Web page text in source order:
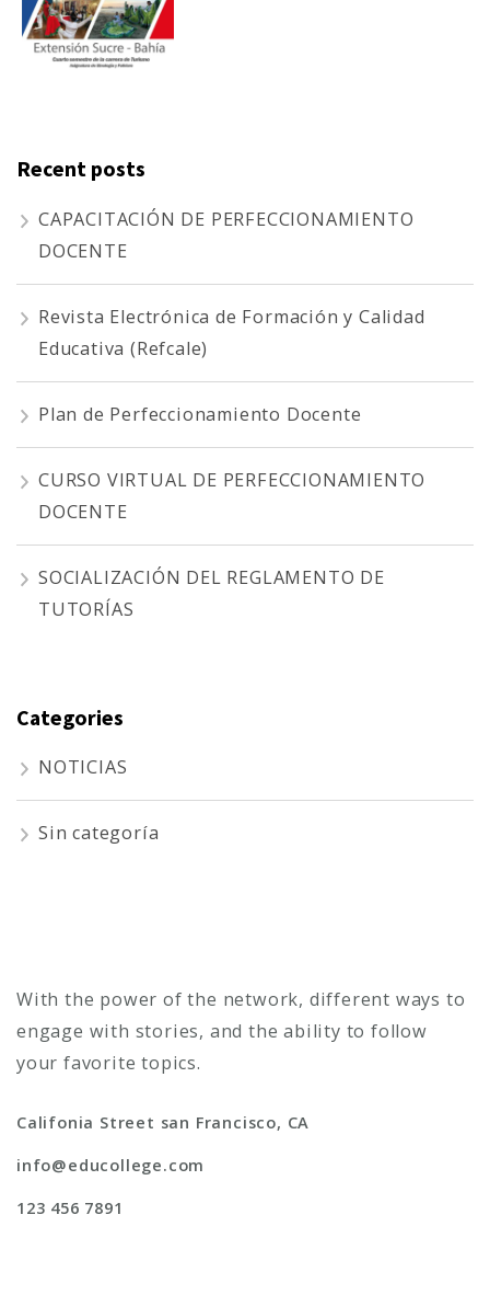
Recent posts
CAPACITACIÓN DE PERFECCIONAMIENTO
DOCENTE
Revista Electrónica de Formación y Calidad
Educativa (Refcale)
Plan de Perfeccionamiento Docente
CURSO VIRTUAL DE PERFECCIONAMIENTO
DOCENTE
SOCIALIZACIÓN DEL REGLAMENTO DE
TUTORÍAS
Categories
NOTICIAS
Sin categoría
With the power of the network, different ways to
engage with stories, and the ability to follow
your favorite topics.
Califonia Street san Francisco, CA
info@educollege.com
123 456 7891